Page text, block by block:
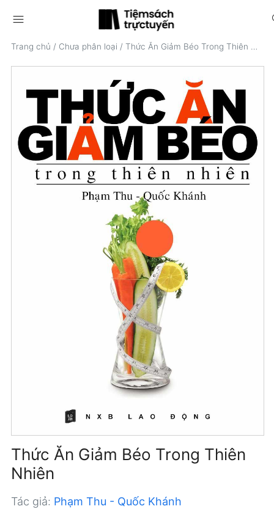
menu
Trang chủ / Chưa phân loại / Thức Ăn Giảm Béo Trong Thiên Nhiên
Thức Ăn Giảm Béo Trong Thiên
Nhiên
Tác giả: Phạm Thu - Quốc Khánh